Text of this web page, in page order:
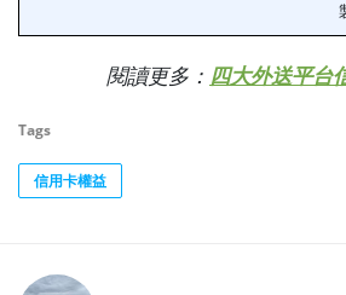
閱讀更多： 四大外送平台
Tags
信用卡權益